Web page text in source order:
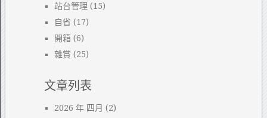
站台管理 (15)
自省 (17)
開箱(6)
雜賞 (25)
文章列表
2026 年 四月 (2)